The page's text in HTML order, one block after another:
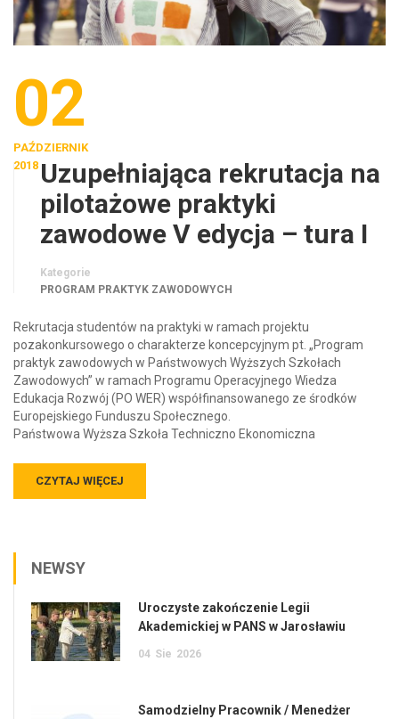
02
PAŹDZIERNIK
2018 Uzupełniająca rekrutacja na
pilotażowe praktyki
zawodowe V edycja – tura I
Kategorie
PROGRAM PRAKTYK ZAWODOWYCH
Rekrutacja studentów na praktyki w ramach projektu
pozakonkursowego o charakterze koncepcyjnym pt. „Program
praktyk zawodowych w Państwowych Wyższych Szkołach
Zawodowych” w ramach Programu Operacyjnego Wiedza
Edukacja Rozwój (PO WER) współfinansowanego ze środków
Europejskiego Funduszu Społecznego.
Państwowa Wyższa Szkoła Techniczno Ekonomiczna
CZYTAJ WIĘCEJ
NEWSY
Uroczyste zakończenie Legii
Akademickiej w PANS w Jarosławiu
04 Sie 2026
Samodzielny Pracownik / Menedżer